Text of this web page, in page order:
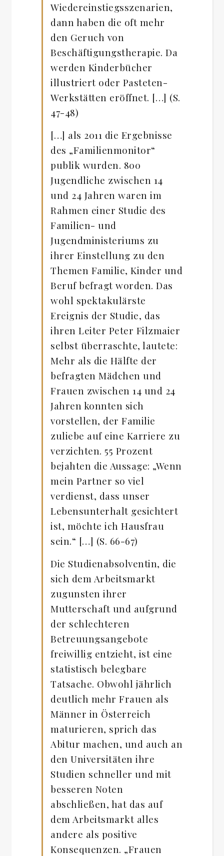
Wiedereinstiegsszenarien,
dann haben die oft mehr
den Geruch von
Beschäftigungstherapie. Da
werden Kinderbücher
illustriert oder Pasteten-
Werkstätten eröffnet. […] (S.
47-48)
[…] als 2011 die Ergebnisse
des „Familienmonitor“
publik wurden. 800
Jugendliche zwischen 14
und 24 Jahren waren im
Rahmen einer Studie des
Familien- und
Jugendministeriums zu
ihrer Einstellung zu den
Themen Familie, Kinder und
Beruf befragt worden. Das
wohl spektakulärste
Ereignis der Studie, das
ihren Leiter Peter Filzmaier
selbst überraschte, lautete:
Mehr als die Hälfte der
befragten Mädchen und
Frauen zwischen 14 und 24
Jahren konnten sich
vorstellen, der Familie
zuliebe auf eine Karriere zu
verzichten. 55 Prozent
bejahten die Aussage: „Wenn
mein Partner so viel
verdienst, dass unser
Lebensunterhalt gesichtert
ist, möchte ich Hausfrau
sein.“ […] (S. 66-67)
Die Studienabsolventin, die
sich dem Arbeitsmarkt
zugunsten ihrer
Mutterschaft und aufgrund
der schlechteren
Betreuungsangebote
freiwillig entzieht, ist eine
statistisch belegbare
Tatsache. Obwohl jährlich
deutlich mehr Frauen als
Männer in Österreich
maturieren, sprich das
Abitur machen, und auch an
den Universitäten ihre
Studien schneller und mit
besseren Noten
abschließen, hat das auf
dem Arbeitsmarkt alles
andere als positive
Konsequenzen. „Frauen